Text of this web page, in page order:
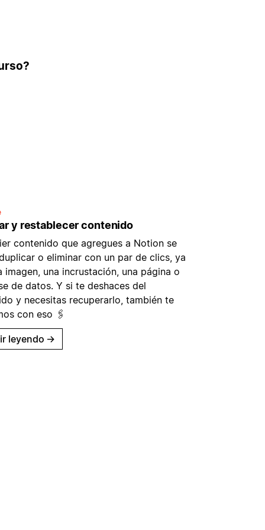
y restablecer contenido
contenido que agregues a Notion se
o eliminar con un par de clics, ya
imagen, una incrustación, una página o
de datos. Y si te deshaces del
y necesitas recuperarlo, también te
con eso 🖇
leyendo →